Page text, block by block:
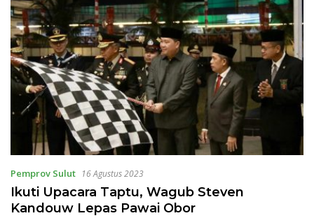
Pemprov Sulut 16 Agustus 2023
Ikuti Upacara Taptu, Wagub Steven
Kandouw Lepas Pawai Obor